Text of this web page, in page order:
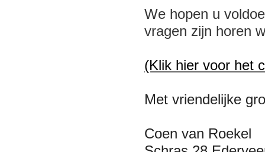
We hopen u
vragen zijn horen
(Klik hier voor het
Met vriendelijke
Coen van Roekel